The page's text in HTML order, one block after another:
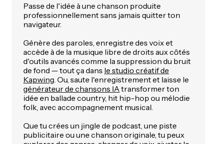
Passe de l'idée à une chanson produite
professionnellement sans jamais quitter ton
navigateur.
Génère des paroles, enregistre des voix et
accède à de la musique libre de droits aux côtés
d'outils avancés comme la suppression du bruit
de fond — tout ça dans le studio créatif de
Kapwing . Ou, saute l'enregistrement et laisse le
générateur de chansons IA transformer ton
idée en ballade country, hit hip-hop ou mélodie
folk, avec accompagnement musical.
Que tu crées un jingle de podcast, une piste
publicitaire ou une chanson originale, tu peux